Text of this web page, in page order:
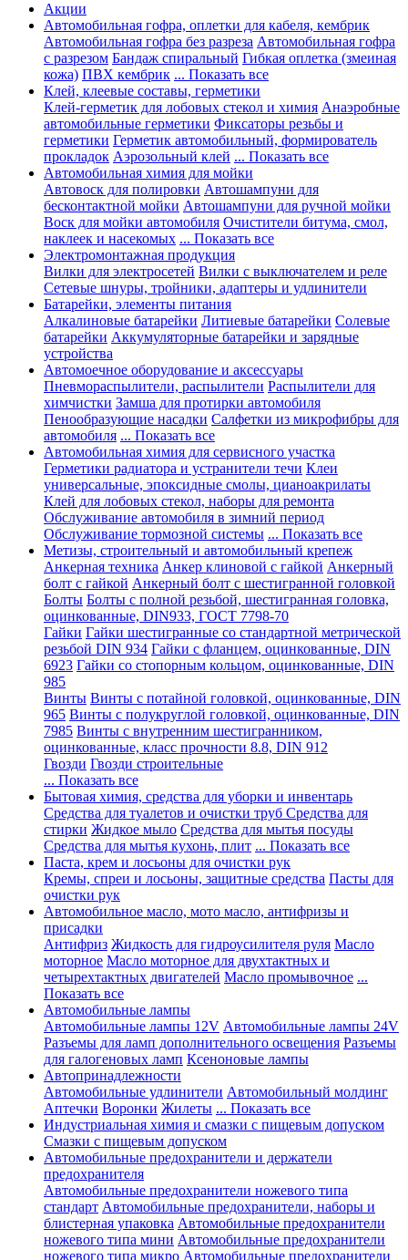
Акции
Автомобильная гофра, оплетки для кабеля, кембрик
Автомобильная гофра без разреза Автомобильная гофра
с разрезом Бандаж спиральный Гибкая оплетка (змеиная
кожа) ПВХ кембрик ... Показать все
Клей, клеевые составы, герметики
Клей-герметик для лобовых стекол и химия Анаэробные
автомобильные герметики Фиксаторы резьбы и
герметики Герметик автомобильный, формирователь
прокладок Аэрозольный клей ... Показать все
Автомобильная химия для мойки
Автовоск для полировки Автошампуни для
бесконтактной мойки Автошампуни для ручной мойки
Воск для мойки автомобиля Очистители битума, смол,
наклеек и насекомых ... Показать все
Электромонтажная продукция
Вилки для электросетей Вилки с выключателем и реле
Сетевые шнуры, тройники, адаптеры и удлинители
Батарейки, элементы питания
Алкалиновые батарейки Литиевые батарейки Солевые
батарейки Аккумуляторные батарейки и зарядные
устройства
Автомоечное оборудование и аксессуары
Пневмораспылители, распылители Распылители для
химчистки Замша для протирки автомобиля
Пенообразующие насадки Салфетки из микрофибры для
автомобиля ... Показать все
Автомобильная химия для сервисного участка
Герметики радиатора и устранители течи Клеи
универсальные, эпоксидные смолы, цианоакрилаты
Клей для лобовых стекол, наборы для ремонта
Обслуживание автомобиля в зимний период
Обслуживание тормозной системы ... Показать все
Метизы, строительный и автомобильный крепеж
Анкерная техника Анкер клиновой с гайкой Анкерный
болт с гайкой Анкерный болт с шестигранной головкой
Болты Болты с полной резьбой, шестигранная головка,
оцинкованные, DIN933, ГОСТ 7798-70
Гайки Гайки шестигранные со стандартной метрической
резьбой DIN 934 Гайки с фланцем, оцинкованные, DIN
6923 Гайки со стопорным кольцом, оцинкованные, DIN
985
Винты Винты с потайной головкой, оцинкованные, DIN
965 Винты с полукруглой головкой, оцинкованные, DIN
7985 Винты с внутренним шестигранником,
оцинкованные, класс прочности 8.8, DIN 912
Гвозди Гвозди строительные
... Показать все
Бытовая химия, средства для уборки и инвентарь
Средства для туалетов и очистки труб Средства для
стирки Жидкое мыло Средства для мытья посуды
Средства для мытья кухонь, плит ... Показать все
Паста, крем и лосьоны для очистки рук
Кремы, спреи и лосьоны, защитные средства Пасты для
очистки рук
Автомобильное масло, мото масло, антифризы и
присадки
Антифриз Жидкость для гидроусилителя руля Масло
моторное Масло моторное для двухтактных и
четырехтактных двигателей Масло промывочное ...
Показать все
Автомобильные лампы
Автомобильные лампы 12V Автомобильные лампы 24V
Разъемы для ламп дополнительного освещения Разъемы
для галогеновых ламп Ксеноновые лампы
Автопринадлежности
Автомобильные удлинители Автомобильный молдинг
Аптечки Воронки Жилеты ... Показать все
Индустриальная химия и смазки с пищевым допуском
Смазки с пищевым допуском
Автомобильные предохранители и держатели
предохранителя
Автомобильные предохранители ножевого типа
стандарт Автомобильные предохранители, наборы и
блистерная упаковка Автомобильные предохранители
ножевого типа мини Автомобильные предохранители
ножевого типа микро Автомобильные предохранители